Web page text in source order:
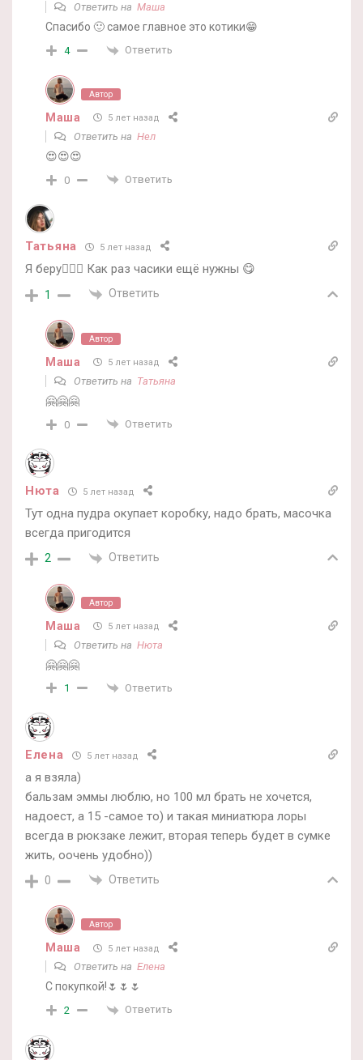
Ответить на Маша
Спасибо 🙂 самое главное это котики😁
4 Ответить
Автор
Маша 5 лет назад
Ответить на Нел
😍😍😍
0 Ответить
Татьяна 5 лет назад
Я беру🙋🏼‍♀️ Как раз часики ещё нужны 😋
1 Ответить
Автор
Маша 5 лет назад
Ответить на Татьяна
🤗🤗🤗
0 Ответить
Нюта 5 лет назад
Тут одна пудра окупает коробку, надо брать, масочка
всегда пригодится
2 Ответить
Автор
Маша 5 лет назад
Ответить на Нюта
🤗🤗🤗
1 Ответить
Елена 5 лет назад
а я взяла)
бальзам эммы люблю, но 100 мл брать не хочется,
надоест, а 15 -самое то) и такая миниатюра лоры
всегда в рюкзаке лежит, вторая теперь будет в сумке
жить, оочень удобно))
0 Ответить
Автор
Маша 5 лет назад
Ответить на Елена
С покупкой!🌷🌷🌷
2 Ответить